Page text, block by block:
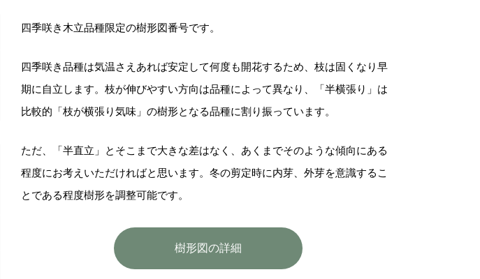
四季咲き木立品種限定の樹形図番号です。
四季咲き品種は気温さえあれば安定して何度も開花するため、枝は固くなり早
期に自立します。枝が伸びやすい方向は品種によって異なり、「半横張り」は
比較的「枝が横張り気味」の樹形となる品種に割り振っています。
ただ、「半直立」とそこまで大きな差はなく、あくまでそのような傾向にある
程度にお考えいただければと思います。冬の剪定時に内芽、外芽を意識するこ
とである程度樹形を調整可能です。
樹形図の詳細